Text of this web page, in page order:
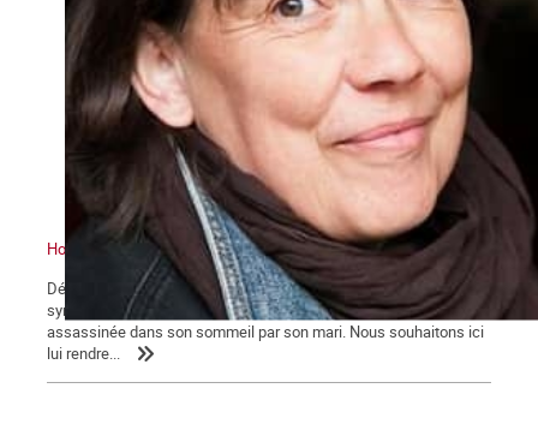
Hommage à Frédérique
Début août, notre camarade et amie, Frédérique Mulot,
sympathisante de la Commune, décédait à 52 ans, atrocement
assassinée dans son sommeil par son mari. Nous souhaitons ici
lui rendre...